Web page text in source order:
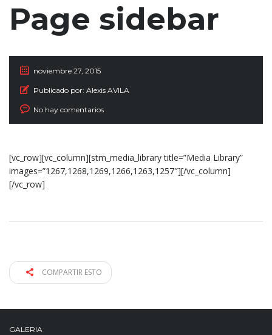
Page sidebar
noviembre 27, 2015
Publicado por: Alexis AVILA
No hay comentarios
[vc_row][vc_column][stm_media_library title=”Media Library”
images=”1267,1268,1269,1266,1263,1257″][/vc_column]
[/vc_row]
COMPARTIR ESTO
GALERIA